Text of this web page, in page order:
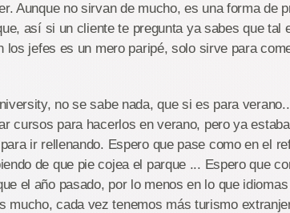
Aunque no sirvan de mucho, es una forma de
así si un cliente te pregunta ya sabes que tal
los jefes es un mero paripé, solo sirve para
no se sabe nada, que si es para
cursos para hacerlos en verano, pero ya
ir rellenando. Espero que pase como en el
de que pie cojea el parque ... Espero que
el año pasado, por lo menos en lo que
mucho, cada vez tenemos más turismo